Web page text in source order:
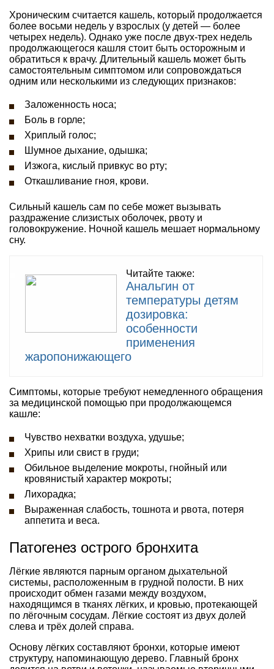
Хроническим считается кашель, который продолжается
более восьми недель у взрослых (у детей — более
четырех недель). Однако уже после двух-трех недель
продолжающегося кашля стоит быть осторожным и
обратиться к врачу. Длительный кашель может быть
самостоятельным симптомом или сопровождаться
одним или несколькими из следующих признаков:
Заложенность носа;
Боль в горле;
Хриплый голос;
Шумное дыхание, одышка;
Изжога, кислый привкус во рту;
Откашливание гноя, крови.
Сильный кашель сам по себе может вызывать
раздражение слизистых оболочек, рвоту и
головокружение. Ночной кашель мешает нормальному
сну.
Читайте также:
Анальгин от
температуры детям
дозировка:
особенности
применения
жаропонижающего
Симптомы, которые требуют немедленного обращения
за медицинской помощью при продолжающемся
кашле:
Чувство нехватки воздуха, удушье;
Хрипы или свист в груди;
Обильное выделение мокроты, гнойный или
кровянистый характер мокроты;
Лихорадка;
Выраженная слабость, тошнота и рвота, потеря
аппетита и веса.
Патогенез острого бронхита
Лёгкие являются парным органом дыхательной
системы, расположенным в грудной полости. В них
происходит обмен газами между воздухом,
находящимся в тканях лёгких, и кровью, протекающей
по лёгочным сосудам. Лёгкие состоят из двух долей
слева и трёх долей справа.
Основу лёгких составляют бронхи, которые имеют
структуру, напоминающую дерево. Главный бронх